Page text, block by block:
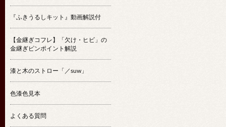
『ふきうるしキット』動画解説付
【金継ぎコフレ】「欠け・ヒビ」の
金継ぎピンポイント解説
漆と木のストロー「／suw」
色漆色見本
よくある質問